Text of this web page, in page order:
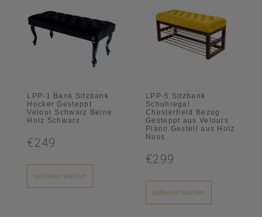
LPP-1 Bank Sitzbank
Hocker Gesteppt
Velour Schwarz Beine
Holz Schwarz
€249
optionen wählen
LPP-5 Sitzbank
Schuhregal
Chesterfield Bezug
Gesteppt aus Velours
Piano Gestell aus Holz
Nuss
€299
optionen wählen